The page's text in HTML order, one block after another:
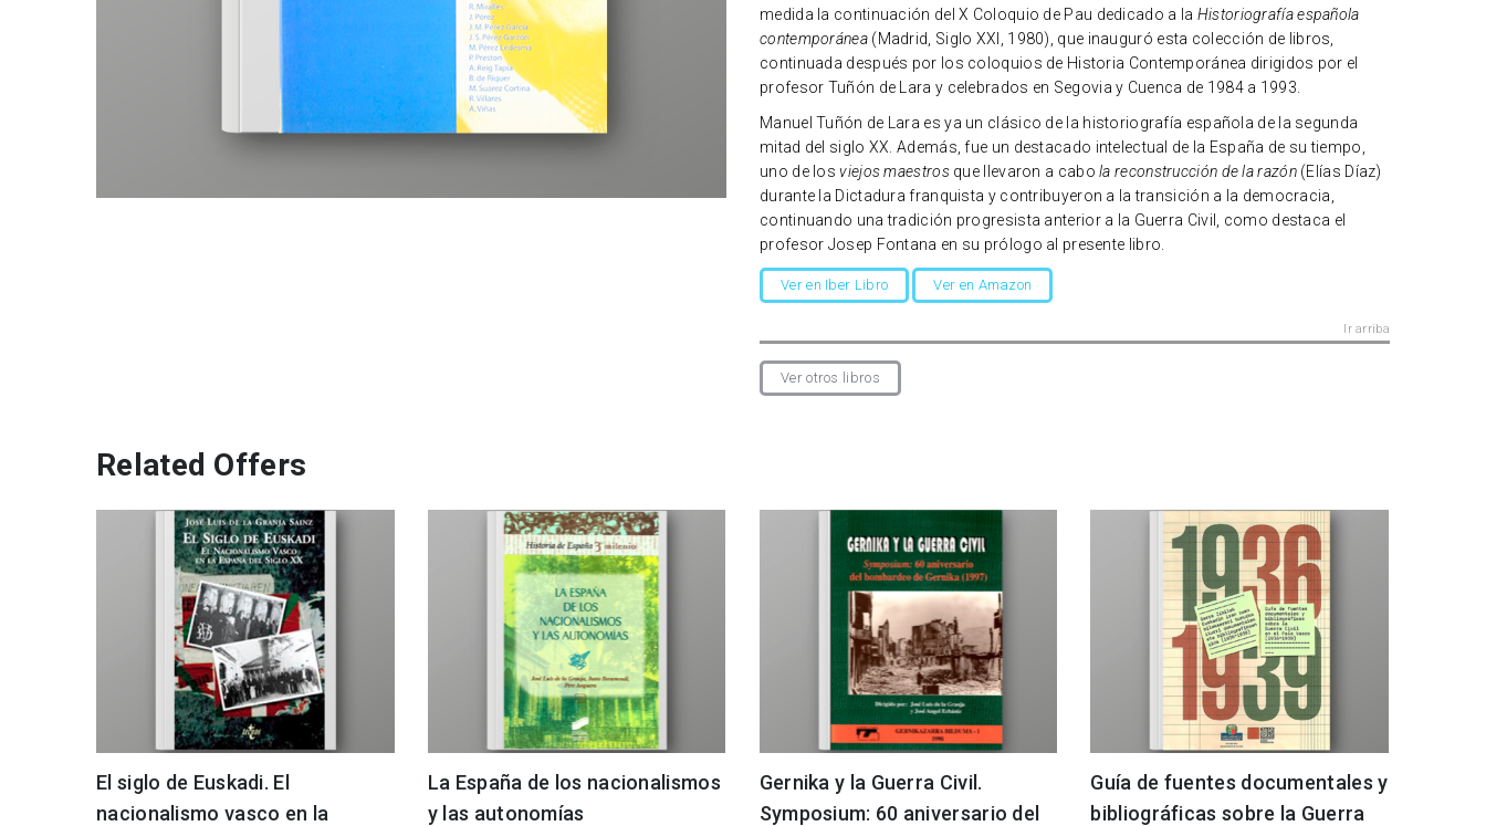
medida la continuación del X Coloquio de Pau dedicado a la Historiografía española
contemporánea(Madrid, Siglo XXI, 1980), que inauguró esta colección de libros,
continuada después por los coloquios de Historia Contemporánea dirigidos por el
profesor Tuñón de Lara y celebrados en Segovia y Cuenca de 1984 a 1993.
Manuel Tuñón de Lara es ya un clásico de la historiografía española de la segunda
mitad del siglo XX. Además, fue un destacado intelectual de la España de su tiempo,
uno de losviejos maestrosque llevaron a cabola reconstrucción de la razón(Elías Díaz)
durante la Dictadura franquista y contribuyeron a la transición a la democracia,
continuando una tradición progresista anterior a la Guerra Civil, como destaca el
profesor Josep Fontana en su prólogo al presente libro.
Ver en Iber Libro Ver en Amazon
Ir arriba
Ver otros libros
Related Offers
El siglo de Euskadi. El
nacionalismo vasco en la
La España de los nacionalismos
y las autonomías
Gernika y la Guerra Civil.
Symposium: 60 aniversario del
Guía de fuentes documentales y
bibliográficas sobre la Guerra